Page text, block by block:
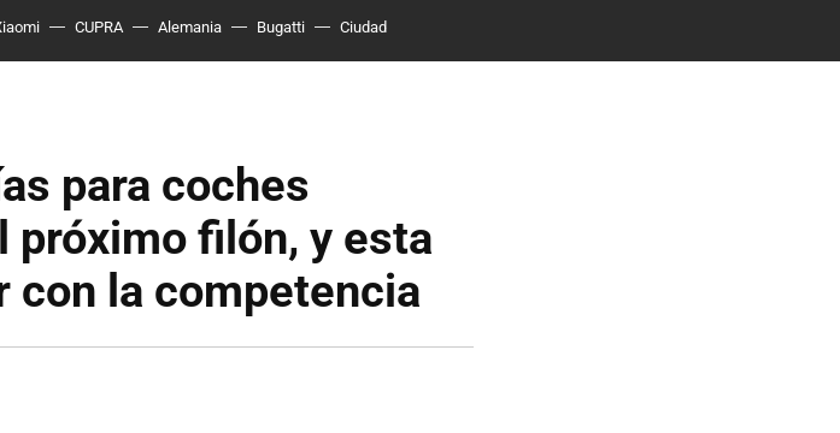
CUPRA Alemania Bugatti Ciudad
para coches
próximo filón, y esta
con la competencia